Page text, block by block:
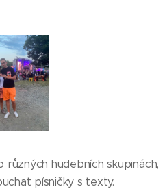
různých hudebních skupinách,
písničky s texty.